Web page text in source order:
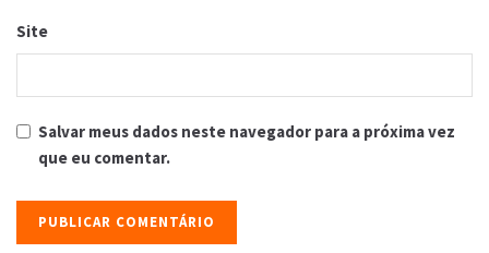
Site
Salvar meus dados neste navegador para a próxima vez
que eu comentar.